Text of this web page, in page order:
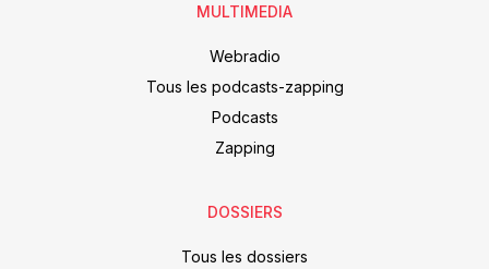
MULTIMEDIA
Webradio
Tous les podcasts-zapping
Podcasts
Zapping
DOSSIERS
Tous les dossiers